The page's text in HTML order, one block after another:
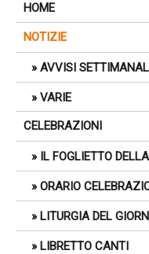
HOME
NOTIZIE
AVVISI
VARIE
CELEBRAZIONI
IL FOGLIETTO
ORARIO
LITURGIA DEL
LIBRETTO CANTI